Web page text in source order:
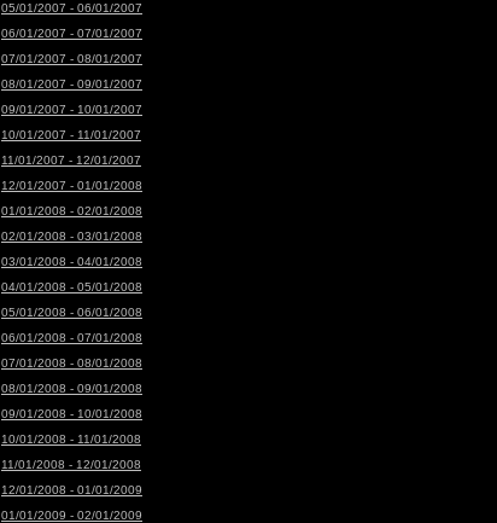
05/01/2007 - 06/01/2007
06/01/2007 - 07/01/2007
07/01/2007 - 08/01/2007
08/01/2007 - 09/01/2007
09/01/2007 - 10/01/2007
10/01/2007 - 11/01/2007
11/01/2007 - 12/01/2007
12/01/2007 - 01/01/2008
01/01/2008 - 02/01/2008
02/01/2008 - 03/01/2008
03/01/2008 - 04/01/2008
04/01/2008 - 05/01/2008
05/01/2008 - 06/01/2008
06/01/2008 - 07/01/2008
07/01/2008 - 08/01/2008
08/01/2008 - 09/01/2008
09/01/2008 - 10/01/2008
10/01/2008 - 11/01/2008
11/01/2008 - 12/01/2008
12/01/2008 - 01/01/2009
01/01/2009 - 02/01/2009